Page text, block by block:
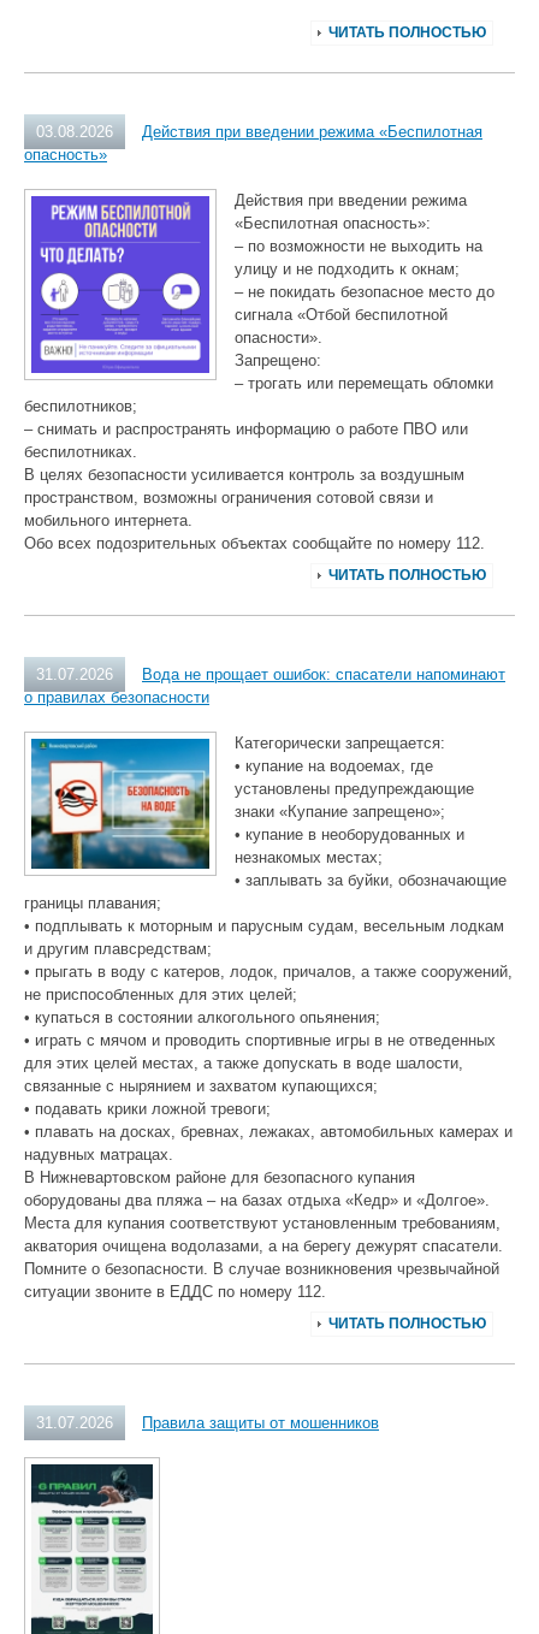
ЧИТАТЬ ПОЛНОСТЬЮ
03.08.2026
Действия при введении режима «Беспилотная
опасность»
Действия при введении режима
«Беспилотная опасность»:
– по возможности не выходить на
улицу и не подходить к окнам;
– не покидать безопасное место до
сигнала «Отбой беспилотной
опасности».
Запрещено:
– трогать или перемещать обломки
беспилотников;
– снимать и распространять информацию о работе ПВО или
беспилотниках.
В целях безопасности усиливается контроль за воздушным
пространством, возможны ограничения сотовой связи и
мобильного интернета.
Обо всех подозрительных объектах сообщайте по номеру 112.
ЧИТАТЬ ПОЛНОСТЬЮ
31.07.2026
Вода не прощает ошибок: спасатели напоминают
о правилах безопасности
Категорически запрещается:
• купание на водоемах, где
установлены предупреждающие
знаки «Купание запрещено»;
• купание в необорудованных и
незнакомых местах;
• заплывать за буйки, обозначающие
границы плавания;
• подплывать к моторным и парусным судам, весельным лодкам
и другим плавсредствам;
• прыгать в воду с катеров, лодок, причалов, а также сооружений,
не приспособленных для этих целей;
• купаться в состоянии алкогольного опьянения;
• играть с мячом и проводить спортивные игры в не отведенных
для этих целей местах, а также допускать в воде шалости,
связанные с нырянием и захватом купающихся;
• подавать крики ложной тревоги;
• плавать на досках, бревнах, лежаках, автомобильных камерах и
надувных матрацах.
В Нижневартовском районе для безопасного купания
оборудованы два пляжа – на базах отдыха «Кедр» и «Долгое».
Места для купания соответствуют установленным требованиям,
акватория очищена водолазами, а на берегу дежурят спасатели.
Помните о безопасности. В случае возникновения чрезвычайной
ситуации звоните в ЕДДС по номеру 112.
ЧИТАТЬ ПОЛНОСТЬЮ
31.07.2026 Правила защиты от мошенников